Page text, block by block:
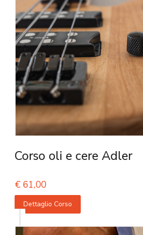
Corso oli e cere Adler
€ 61,00
Dettaglio Corso